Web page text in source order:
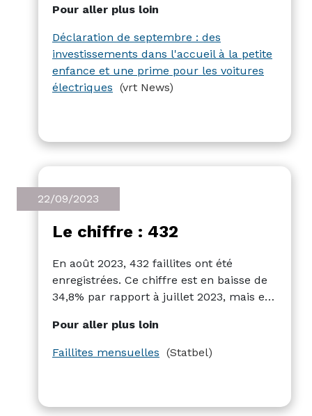
les plus modestes, la prime effective
passe d'un maximum de 600 euros à
Pour aller plus loin
Déclaration de septembre : des
investissements dans l'accueil à la petite
enfance et une prime pour les voitures
électriques (vrt News)
22/09/2023
Le chiffre : 432
En août 2023, 432 faillites ont été
enregistrées. Ce chiffre est en baisse de
34,8% par rapport à juillet 2023, mais en
mois en 2022.
Pour aller plus loin
Faillites mensuelles (Statbel)